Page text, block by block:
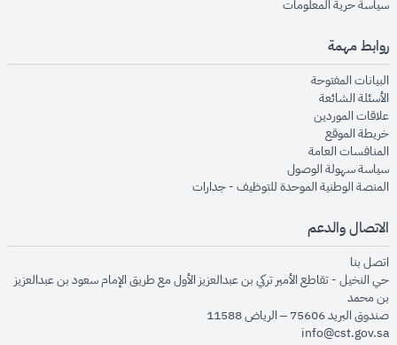
سياسة حرية المعلوماتopens in new window
روابط مهمة
البيانات المفتوحةopens in new window
الأسئلة الشائعةopens in new window
علاقات الموردينopens in new window
خريطة الموقعopens in new window
المنافسات العامةopens in new window
سياسة سهولة الوصولopens in new window
المنصة الوطنية الموحدة للتوظيف - جداراتopens in new window
الاتصال والدعم
اتصل بنا
حي النخيل - تقاطع الأمير تركي بن عبدالعزيز الأول مع طريق الإمام سعود بن عبدالعزيز
بن محمد
صندوق البريد 75606 – الرياض 11588
info@cst.gov.sa